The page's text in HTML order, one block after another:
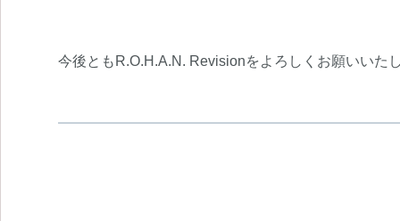
今後ともR.O.H.A.N. Revisionをよろしくお願いいた